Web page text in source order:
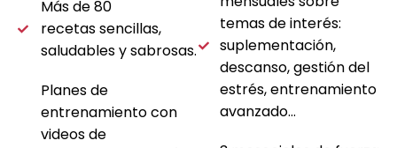
Más de 80
recetas sencillas,
saludables y sabrosas.
Planes de
entrenamiento con
videos de
temas de interés:
suplementación,
descanso, gestión del
estrés, entrenamiento
avanzado…